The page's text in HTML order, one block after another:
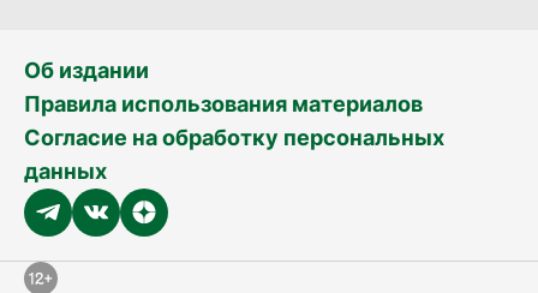
Об издании
Правила использования материалов
Согласие на обработку персональных
данных